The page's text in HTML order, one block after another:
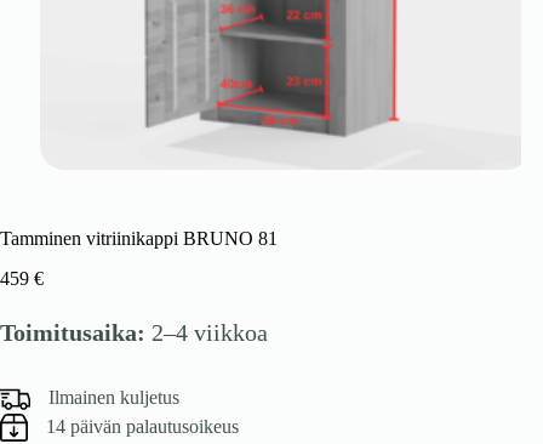
Tamminen vitriinikappi BRUNO 81
459 €
Toimitusaika: 2–4 viikkoa
Ilmainen kuljetus
14 päivän palautusoikeus